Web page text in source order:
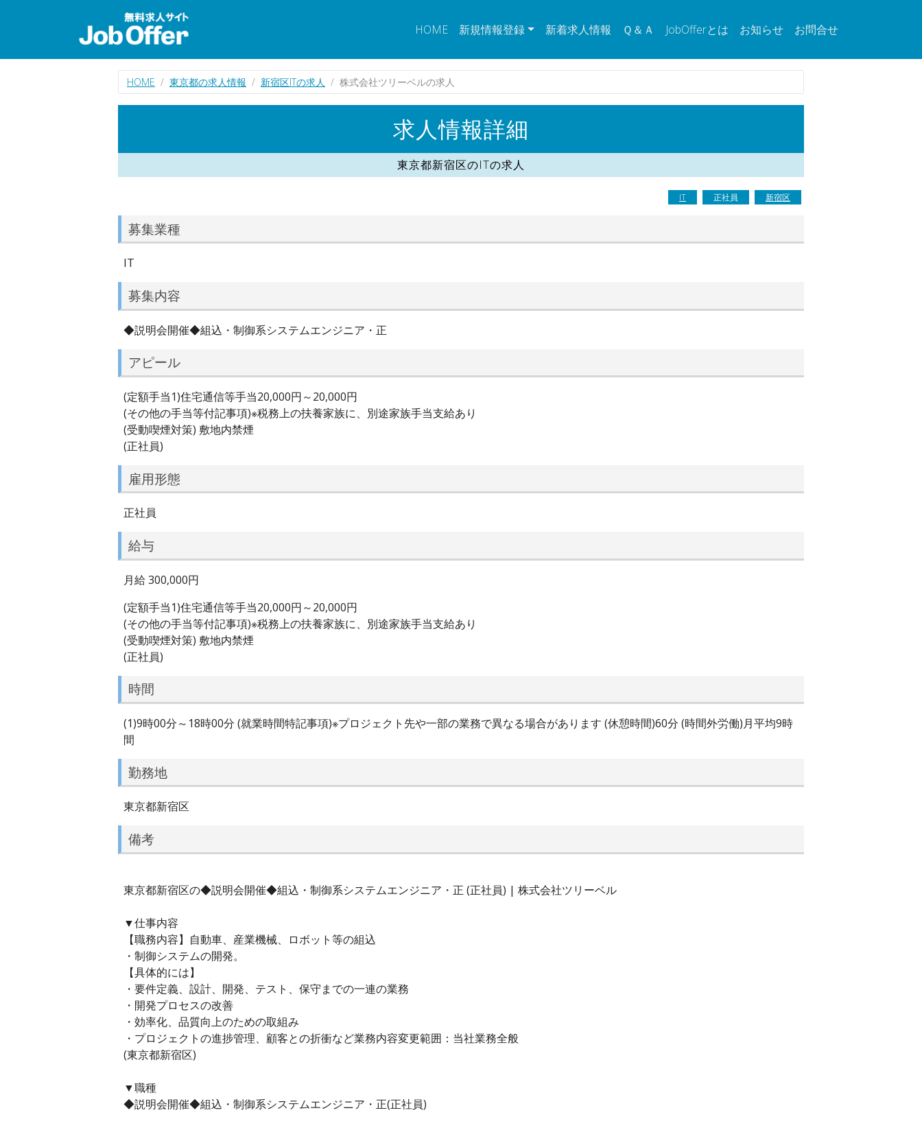
HOME 新規情報登録 新着求人情報 Ｑ＆Ａ JobOfferとは お知らせ お問合せ
HOME 東京都の求人情報 新宿区ITの求人 株式会社ツリーベルの求人
求人情報詳細
東京都新宿区のITの求人
IT 正社員 新宿区
募集業種
IT
募集内容
◆説明会開催◆組込・制御系システムエンジニア・正
アピール
(定額手当1)住宅通信等手当20,000円～20,000円
(その他の手当等付記事項)※税務上の扶養家族に、別途家族手当支給あり
(受動喫煙対策) 敷地内禁煙
(正社員)
雇用形態
正社員
給与
月給 300,000円
(定額手当1)住宅通信等手当20,000円～20,000円
(その他の手当等付記事項)※税務上の扶養家族に、別途家族手当支給あり
(受動喫煙対策) 敷地内禁煙
(正社員)
時間
(1)9時00分～18時00分 (就業時間特記事項)※プロジェクト先や一部の業務で異なる場合があります (休憩時間)60分 (時間外労働)月平均9時
間
勤務地
東京都新宿区
備考
東京都新宿区の◆説明会開催◆組込・制御系システムエンジニア・正 (正社員) | 株式会社ツリーベル
▼仕事内容
【職務内容】自動車、産業機械、ロボット等の組込
・制御システムの開発。
【具体的には】
・要件定義、設計、開発、テスト、保守までの一連の業務
・開発プロセスの改善
・効率化、品質向上のための取組み
・プロジェクトの進捗管理、顧客との折衝など業務内容変更範囲：当社業務全般
(東京都新宿区)
▼職種
◆説明会開催◆組込・制御系システムエンジニア・正(正社員)